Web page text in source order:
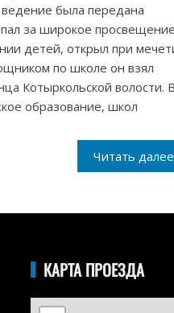
ведение была передана
за широкое просвещение
детей, открыл при
по школе он взял
Котыркольской волости. В
образование, школ
Читать далее
КАРТА ПРОЕЗДА